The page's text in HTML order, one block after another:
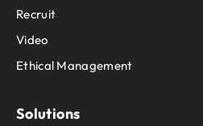
Recruit
Video
Ethical Management
Solutions